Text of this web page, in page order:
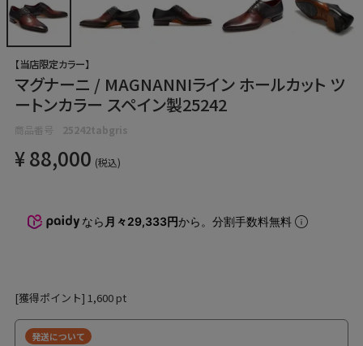
【当店限定カラー】
マグナーニ / MAGNANNIライン ホールカット ツ
ートンカラー スペイン製25242
商品番号 25242tabgris
¥88,000 税込
なら 月々29,333円から。分割手数料無料
[獲得ポイント] 1,600 pt
発送について